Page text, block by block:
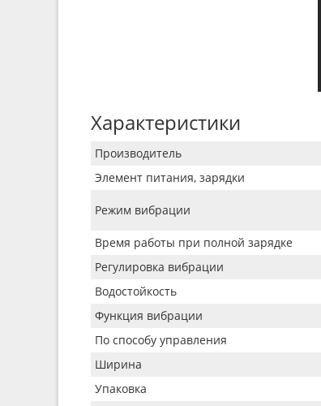
Характеристики
Производитель
Элемент питания, зарядки
Режим вибрации
Время работы при полной зарядке
Регулировка вибрации
Водостойкость
Функция вибрации
По способу управления
Ширина
Упаковка